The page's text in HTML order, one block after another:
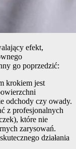
efekt,
go poprzedzić:
krokiem jest
odchody czy owady.
z profesjonalnych
które nie
zarysowań.
działania